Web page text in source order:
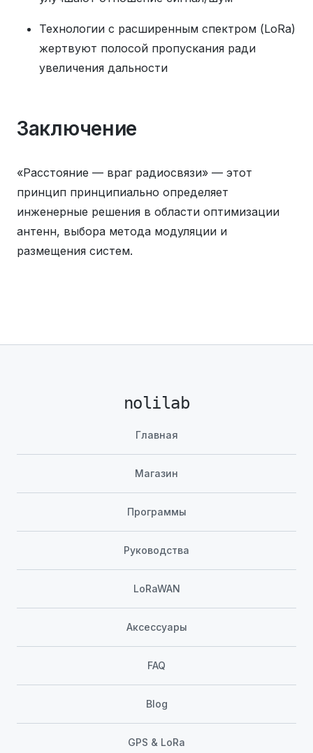
Технологии с расширенным спектром (LoRa)
жертвуют полосой пропускания ради
увеличения дальности
Заключение
«Расстояние — враг радиосвязи» — этот
принцип принципиально определяет
инженерные решения в области оптимизации
антенн, выбора метода модуляции и
размещения систем.
nolilab
Главная
Магазин
Программы
Руководства
LoRaWAN
Аксессуары
FAQ
Blog
GPS & LoRa